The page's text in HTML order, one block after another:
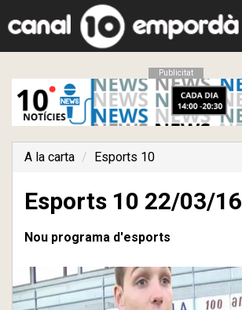
Publicitat
A la carta Esports 10
Esports 10 22/03/16
Nou programa d'esports